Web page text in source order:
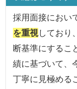
採用面接におい
を重視しており
断基準にするこ
績に基づいて、
丁寧に見極める